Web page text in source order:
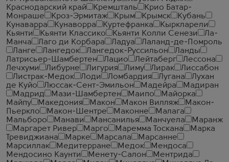
Краснодарский край
Кремшталь
Крио Батар-
Монраше
Кроз-Эрмитаж Крым Крымск
Кубань
Кунаварра
Кунаворра Куртефранка
Кыркларели
Кьянти
Кьянти Классико Кьянти Колли Сенези
Ла-
Манча
Лаго ди Корбара Ладуа
Лаланд-де-Помроль
Ланге
Лангедок Лангедок-Руссильон
Ланды
Латрисьер-Шамбертен
Лацио Лейтаберг
Лессона
Лечхуми
Либурне Лигурия Лиму Лирак
Лиссабон
Листрак-Медок
Лоди Ломбардия Лугана
Лухан
де Куйо
Люссак-Сент-Эмильон Мадейра
Мадиран
Мадрид
Мази-Шамбертен Маипо
Майорка
Майпу
Македония Макон Макон Вилляж
Макон-
Пьеркло
Макон-Шентре Маконне
Малага
Мальборо
Манави Мансанилья Манчуела
Маранж
Маргарет Ривер
Марго Маремма Тоскана
Марка
Тревиджиана
Марке Марсала
Марсанне
Марсиллак
Медитерране Медок
Мендоса
Мендосино Каунти
Менету-Салон
Ментрида